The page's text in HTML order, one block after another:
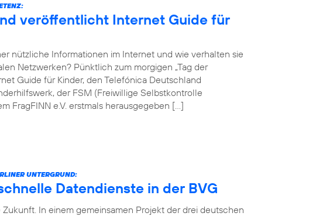
veröffentlicht Internet Guide für
nützliche Informationen im Internet und wie verhalten sie
Netzwerken? Pünktlich zum morgigen „Tag der
Guide für Kinder, den Telefónica Deutschland
der FSM (Freiwillige Selbstkontrolle
FragFINN e.V. erstmals herausgegeben […]
UNTERGRUND:
Datendienste in der BVG
In einem gemeinsamen Projekt der drei deutschen